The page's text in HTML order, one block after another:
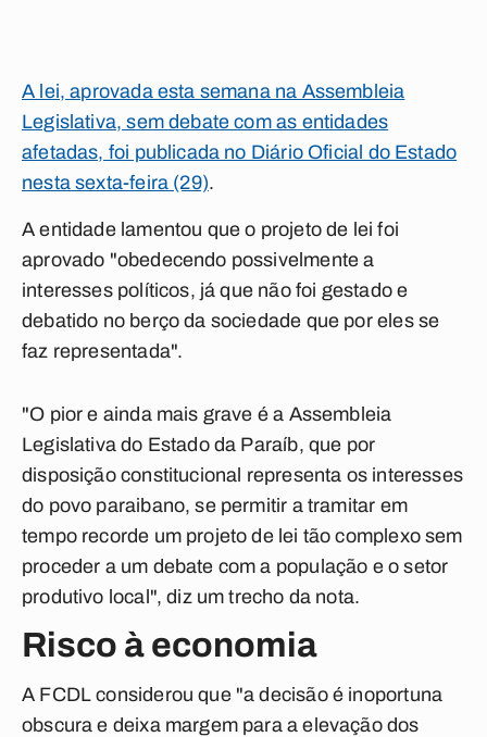
A lei, aprovada esta semana na Assembleia
Legislativa, sem debate com as entidades
afetadas, foi publicada no Diário Oficial do Estado
nesta sexta-feira (29).
A entidade lamentou que o projeto de lei foi
aprovado "obedecendo possivelmente a
interesses políticos, já que não foi gestado e
debatido no berço da sociedade que por eles se
faz representada".
"O pior e ainda mais grave é a Assembleia
Legislativa do Estado da Paraíb, que por
disposição constitucional representa os interesses
do povo paraibano, se permitir a tramitar em
tempo recorde um projeto de lei tão complexo sem
proceder a um debate com a população e o setor
produtivo local", diz um trecho da nota.
Risco à economia
A FCDL considerou que "a decisão é inoportuna
obscura e deixa margem para a elevação dos